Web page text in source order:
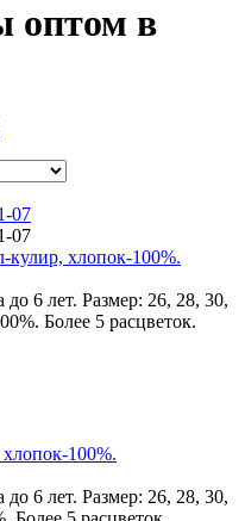
оптом в
кулир, хлопок-100%.
6 лет. Размер: 26, 28, 30,
Более 5 расцветок.
100%.
6 лет. Размер: 26, 28, 30,